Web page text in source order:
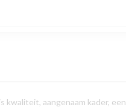
aangenaam kader,